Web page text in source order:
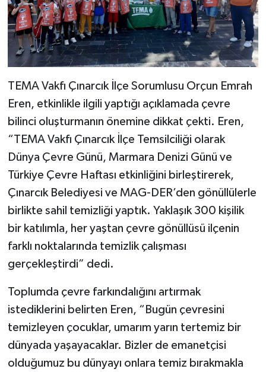
TEMA Vakfı Çınarcık İlçe Sorumlusu Orçun Emrah
Eren, etkinlikle ilgili yaptığı açıklamada çevre
bilinci oluşturmanın önemine dikkat çekti. Eren,
“TEMA Vakfı Çınarcık İlçe Temsilciliği olarak
Dünya Çevre Günü, Marmara Denizi Günü ve
Türkiye Çevre Haftası etkinliğini birleştirerek,
Çınarcık Belediyesi ve MAG-DER’den gönüllülerle
birlikte sahil temizliği yaptık. Yaklaşık 300 kişilik
bir katılımla, her yaştan çevre gönüllüsü ilçenin
farklı noktalarında temizlik çalışması
gerçekleştirdi” dedi.
Toplumda çevre farkındalığını artırmak
istediklerini belirten Eren, “Bugün çevresini
temizleyen çocuklar, umarım yarın tertemiz bir
dünyada yaşayacaklar. Bizler de emanetçisi
olduğumuz bu dünyayı onlara temiz bırakmakla